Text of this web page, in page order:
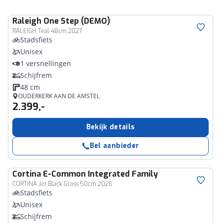
Raleigh One Step (DEMO)
RALEIGH Teal 48cm 2027
Stadsfiets
Unisex
1 versnellingen
Schijfrem
48 cm
OUDERKERK AAN DE AMSTEL
2.399,-
Bekijk details
Bel aanbieder
Cortina E-Common Integrated Family
CORTINA Jet Black Gloss 50cm 2026
Stadsfiets
Unisex
Schijfrem